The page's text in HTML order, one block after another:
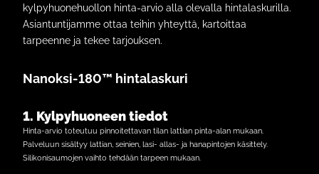
kylpyhuonehuollon hinta-arvio alla olevalla hintalaskurilla.
Asiantuntijamme ottaa teihin yhteyttä, kartoittaa
tarpeenne ja tekee tarjouksen.
Nanoksi-180™ hintalaskuri
1. Kylpyhuoneen tiedot
Hinta-arvio toteutuu pinnoitettavan tilan lattian pinta-alan mukaan.
Palveluun sisältyy lattian, seinien, lasi- allas- ja hanapintojen käsittely.
Silikonisaumojen vaihto tehdään tarpeen mukaan.